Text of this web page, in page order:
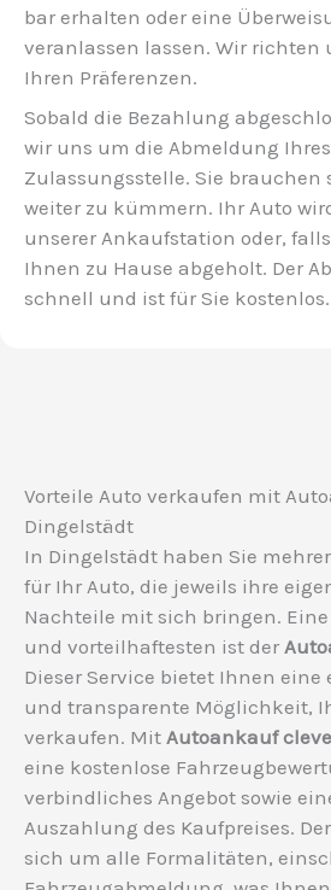
bar erhalten oder eine
veranlassen lassen. Wir richten
Ihren Präferenzen.
Sobald die Bezahlung
wir uns um die Abmeldung
Zulassungsstelle. Sie
weiter zu kümmern. Ihr Auto
unserer Ankaufstation oder,
Ihnen zu Hause abgeholt. Der
schnell und ist für Sie kostenlos.
Vorteile Auto verkaufen mit
Dingelstädt
In Dingelstädt haben Sie
für Ihr Auto, die jeweils ihre
Nachteile mit sich bringen.
und vorteilhaftesten ist der
Dieser Service bietet Ihnen
und transparente Möglichkeit,
verkaufen. Mit Autoankauf
eine kostenlose
verbindliches Angebot sowie
Auszahlung des Kaufpreises.
sich um alle Formalitäten,